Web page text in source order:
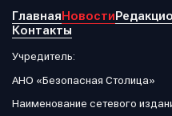
ГлавнаяНовости
Контакты
Учредитель:
АНО «Безопасная Столица»
Наименование сетевого